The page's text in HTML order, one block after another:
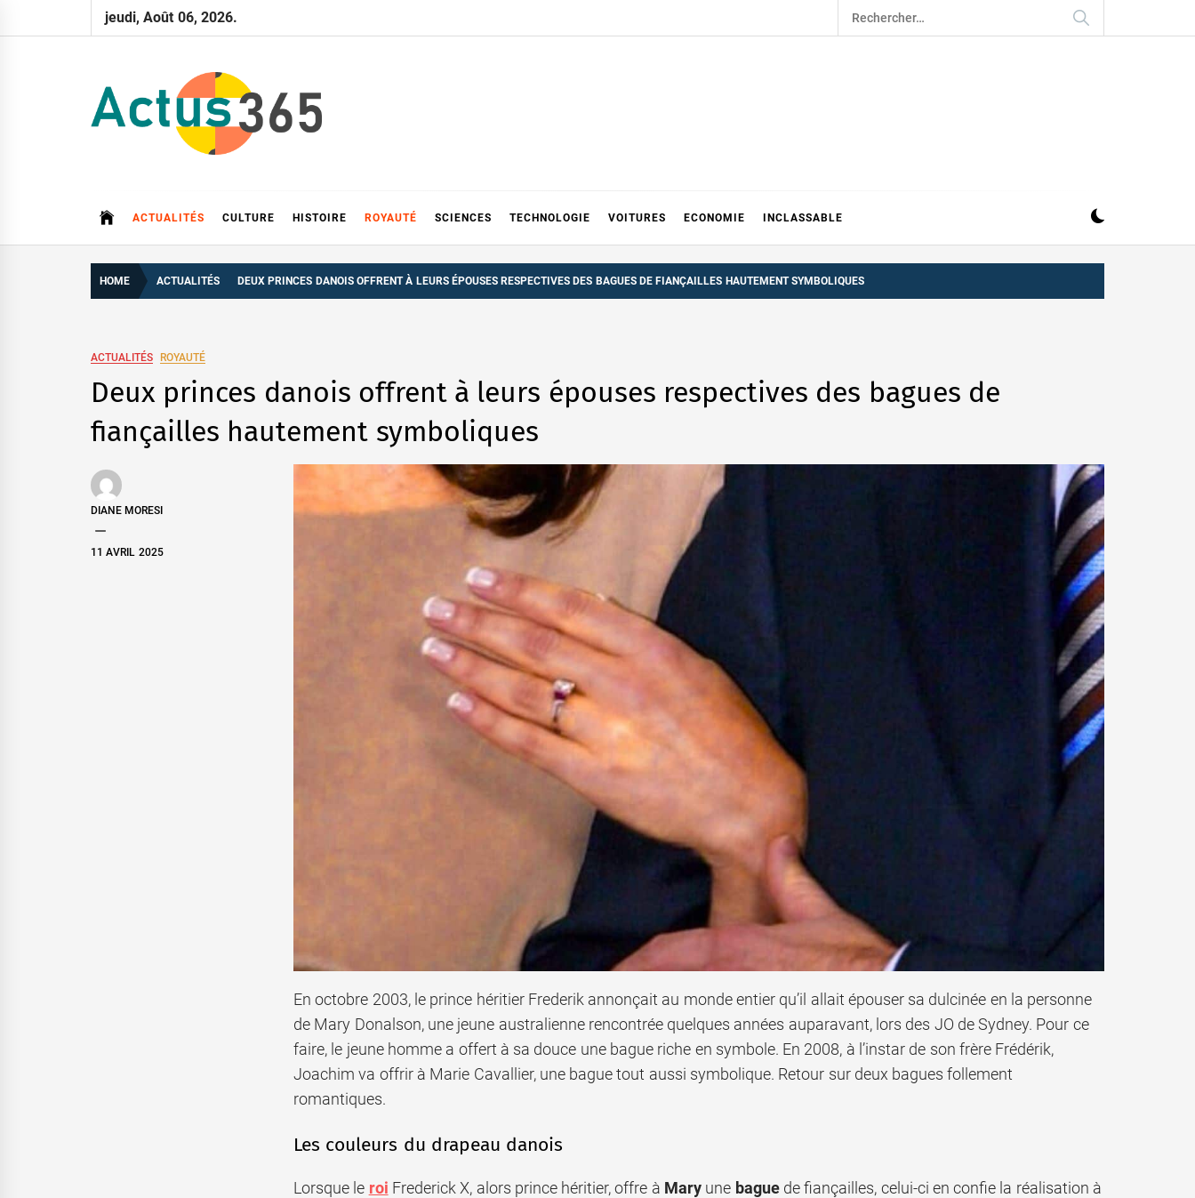
to
jeudi, Août 06, 2026. Rechercher :
ACTUALITÉS CULTURE HISTOIRE ROYAUTÉ SCIENCES TECHNOLOGIE VOITURES ECONOMIE INCLASSABLE
HOME ACTUALITÉS DEUX PRINCES DANOIS OFFRENT À LEURS ÉPOUSES RESPECTIVES DES BAGUES DE FIANÇAILLES HAUTEMENT SYMBOLIQUES
ACTUALITÉS ROYAUTÉ
Deux princes danois offrent à leurs épouses respectives des bagues de
fiançailles hautement symboliques
DIANE MORESI
11 AVRIL 2025
En octobre 2003, le prince héritier Frederik annonçait au monde entier qu’il allait épouser sa dulcinée en la personne
de Mary Donalson, une jeune australienne rencontrée quelques années auparavant, lors des JO de Sydney. Pour ce
faire, le jeune homme a offert à sa douce une bague riche en symbole. En 2008, à l’instar de son frère Frédérik,
Joachim va offrir à Marie Cavallier, une bague tout aussi symbolique. Retour sur deux bagues follement
romantiques.
Les couleurs du drapeau danois
Lorsque le roi Frederick X, alors prince héritier, offre à Mary une baguede fiançailles, celui-ci en confie la réalisation à